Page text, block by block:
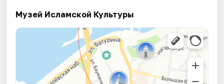
Музей Исламской Культуры